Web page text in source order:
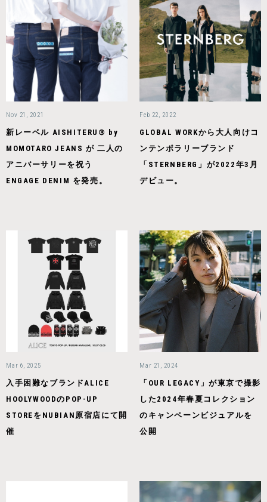
Nov 21, 2021
新レーベル AISHITERU® by
MOMOTARO JEANS が 二人の
アニバーサリーを祝う
ENGAGE DENIM を発売。
Feb 22, 2022
GLOBAL WORKから大人向けコ
ンテンポラリーブランド
「STERNBERG」が2022年3月
デビュー。
Mar 6, 2025
入手困難なブランドALICE
HOOLYWOODのPOP-UP
STOREをNUBIAN原宿店にて開
催
Mar 21, 2024
「OUR LEGACY」が東京で撮影
した2024年春夏コレクション
のキャンペーンビジュアルを
公開